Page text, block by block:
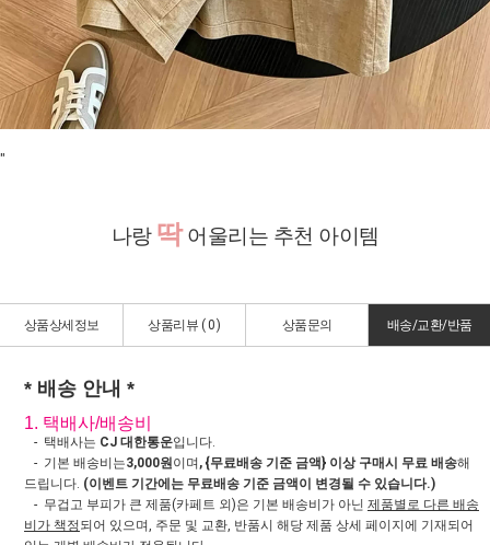
"
나랑 딱어울리는 추천 아이템
상품상세정보 상품리뷰 ( 0) 상품문의 배송/교환/반품
* 배송 안내 *
1. 택배사/배송비
- 택배사는 CJ 대한통운입니다.
- 기본 배송비는3,000원이며 , {무료배송 기준 금액} 이상 구매시 무료 배송해
드립니다. (이벤트 기간에는 무료배송 기준 금액이 변경될 수 있습니다.)
- 무겁고 부피가 큰 제품(카페트 외)은 기본 배송비가 아닌 제품별로 다른 배송
비가 책정되어 있으며, 주문 및 교환, 반품시 해당 제품 상세 페이지에 기재되어